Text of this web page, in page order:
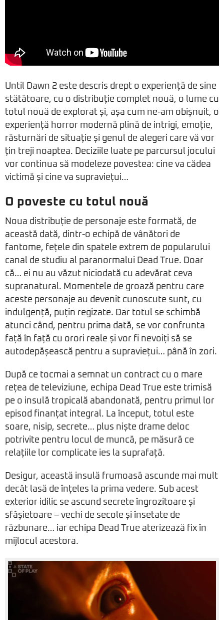
Until Dawn 2 este descris drept o experiență de sine
stătătoare, cu o distribuție complet nouă, o lume cu
totul nouă de explorat și, așa cum ne-am obișnuit, o
experiență horror modernă plină de intrigi, emoție,
răsturnări de situație și genul de alegeri care vă vor
țin treji noaptea. Deciziile luate pe parcursul jocului
vor continua să modeleze povestea: cine va cădea
victimă și cine va supraviețui…
O poveste cu totul nouă
Noua distribuție de personaje este formată, de
această dată, dintr-o echipă de vânători de
fantome, fețele din spatele extrem de popularului
canal de studiu al paranormalui Dead True. Doar
că… ei nu au văzut niciodată cu adevărat ceva
supranatural. Momentele de groază pentru care
aceste personaje au devenit cunoscute sunt, cu
indulgență, puțin regizate. Dar totul se schimbă
atunci când, pentru prima dată, se vor confrunta
față în față cu orori reale și vor fi nevoiți să se
autodepășească pentru a supraviețui… până în zori.
După ce tocmai a semnat un contract cu o mare
rețea de televiziune, echipa Dead True este trimisă
pe o insulă tropicală abandonată, pentru primul lor
episod finanțat integral. La început, totul este
soare, nisip, secrete… plus niște drame deloc
potrivite pentru locul de muncă, pe măsură ce
relațiile lor complicate ies la suprafață.
Desigur, această insulă frumoasă ascunde mai mult
decât lasă de înțeles la prima vedere. Sub acest
exterior idilic se ascund secrete îngrozitoare și
sfâșietoare – vechi de secole și însetate de
răzbunare… iar echipa Dead True aterizează fix în
mijlocul acestora.